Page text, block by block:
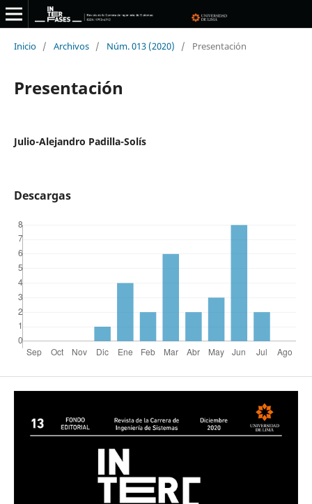
Inicio / Archivos / Núm. 013 (2020) / Presentación
Presentación
Julio-Alejandro Padilla-Solís
Descargas